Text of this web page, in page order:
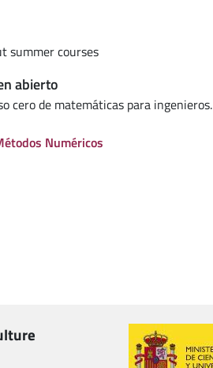
summer courses
abierto
cero de matemáticas para ingenieros.
Numéricos